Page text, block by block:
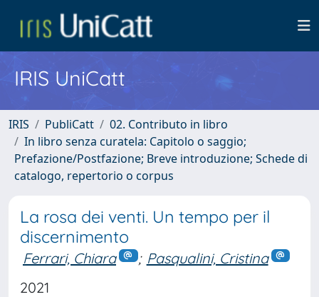
IRIS UniCatt
IRIS PubliCatt
02. Contributo in libro
In libro senza curatela: Capitolo o saggio;
Prefazione/Postfazione; Breve introduzione; Schede di
catalogo, repertorio o corpus
La rosa dei venti. Un tempo per il
discernimento
Ferrari, Chiara ; Pasqualini, Cristina
2021